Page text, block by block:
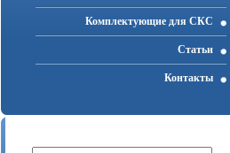
Комплектующие для СКС
Статьи
Контакты